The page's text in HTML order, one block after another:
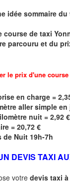
idée sommaire
course de taxi
parcouru et du
le prix d'une
en charge =
aller simple
nuit = 2,92 €
= 20,72 €
de Nuit 19h-7h
DEVIS TAXI
votre devis taxi